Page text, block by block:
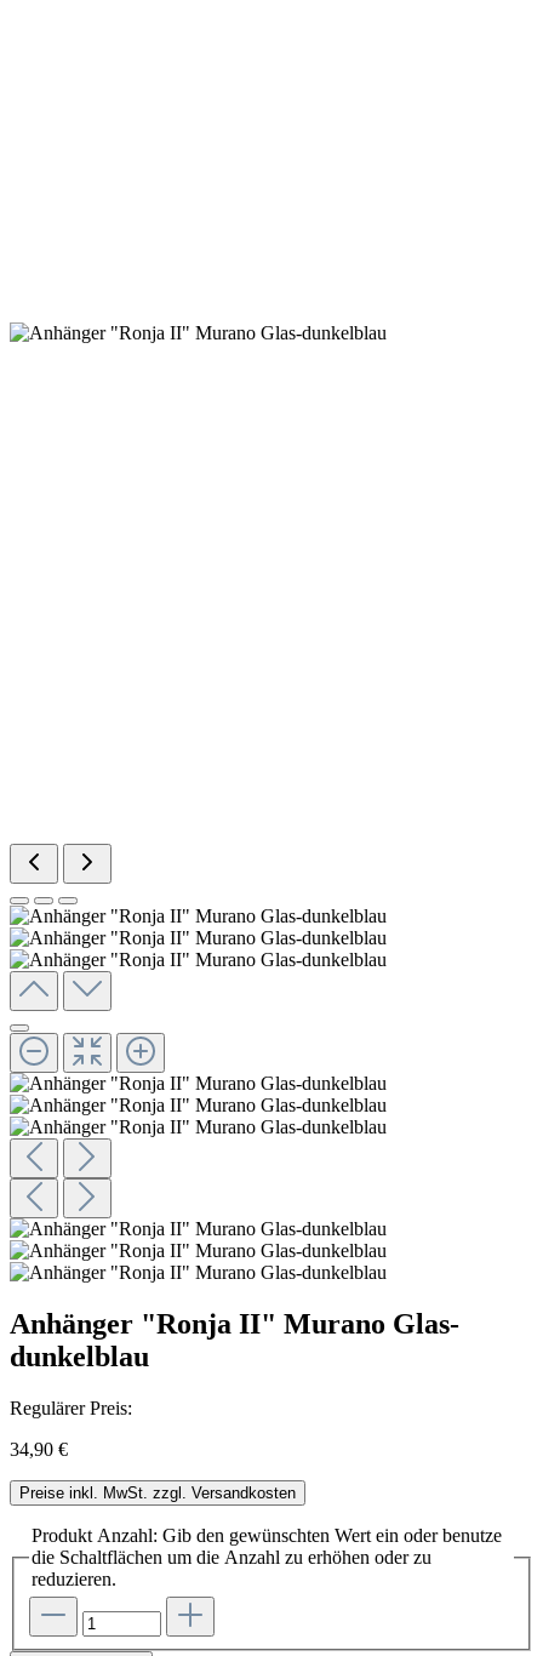
Anhänger "Ronja II" Murano Glas-
dunkelblau
Regulärer Preis:
34,90 €
Preise inkl. MwSt. zzgl. Versandkosten
Produkt Anzahl: Gib den gewünschten Wert ein oder benutze
die Schaltflächen um die Anzahl zu erhöhen oder zu
reduzieren.